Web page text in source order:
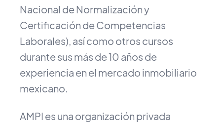
Nacional de Normalización y
Certificación de Competencias
Laborales), así como otros cursos
durante sus más de 10 años de
experiencia en el mercado inmobiliario
mexicano.
AMPI es una organización privada